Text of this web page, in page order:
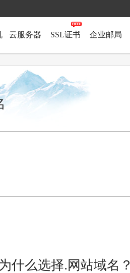
企业邮局
SSL证书
云服务器
为什么选择.网站域名？